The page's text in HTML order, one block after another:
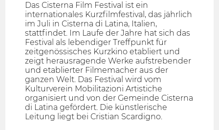
Das Cisterna Film Festival ist ein
internationales Kurzfilmfestival, das jährlich
im Juli in Cisterna di Latina, Italien,
stattfindet. Im Laufe der Jahre hat sich das
Festival als lebendiger Treffpunkt für
zeitgenössisches Kurzkino etabliert und
zeigt herausragende Werke aufstrebender
und etablierter Filmemacher aus der
ganzen Welt. Das Festival wird vom
Kulturverein Mobilitazioni Artistiche
organisiert und von der Gemeinde Cisterna
di Latina gefördert. Die künstlerische
Leitung liegt bei Cristian Scardigno.